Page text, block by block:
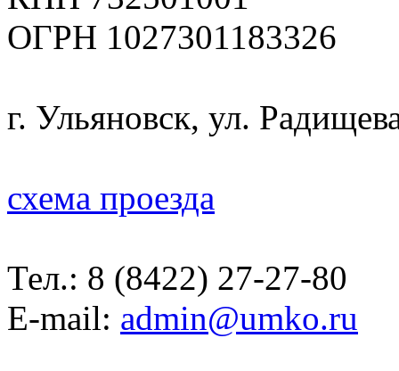
ОГРН 1027301183326
г. Ульяновск, ул.
схема проезда
Тел.: 8 (8422) 27-27-80
E-mail: admin@umko.ru